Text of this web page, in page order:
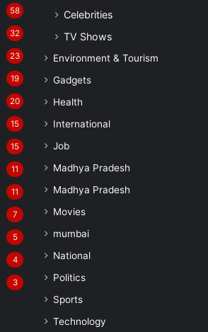
58
32
23
19
20
15
15
11
11
7
5
4
3
Celebrities
TV Shows
Environment & Tourism
Gadgets
Health
International
Job
Madhya Pradesh
Madhya Pradesh
Movies
mumbai
National
Politics
Sports
Technology